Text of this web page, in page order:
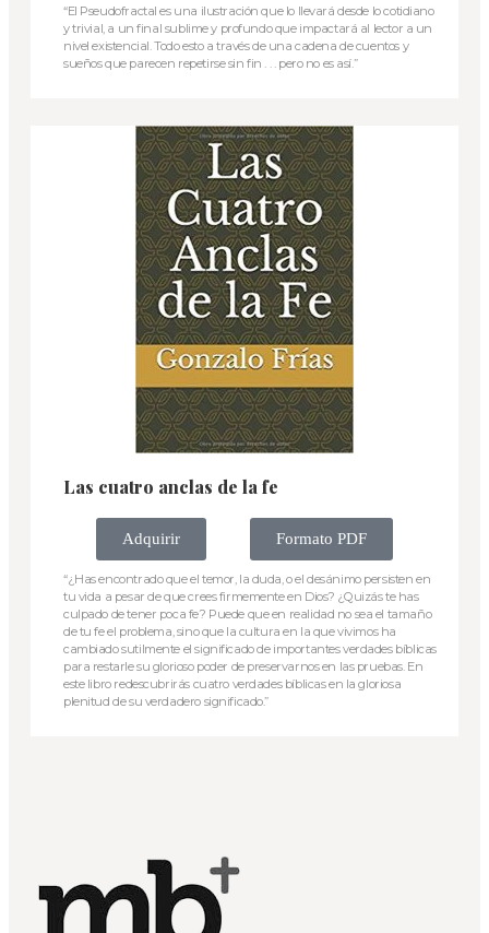
“El Pseudofractal es una ilustración que lo llevará desde lo cotidiano
y trivial, a un final sublime y profundo que impactará al lector a un
nivel existencial. Todo esto a través de una cadena de cuentos y
sueños que parecen repetirse sin fin . . . pero no es así.”
Las cuatro anclas de la fe
Adquirir Formato PDF
“¿Has encontrado que el temor, la duda, o el desánimo persisten en
tu vida a pesar de que crees firmemente en Dios? ¿Quizás te has
culpado de tener poca fe? Puede que en realidad no sea el tamaño
de tu fe el problema, sino que la cultura en la que vivimos ha
cambiado sutilmente el significado de importantes verdades bíblicas
para restarle su glorioso poder de preservarnos en las pruebas. En
este libro redescubrirás cuatro verdades bíblicas en la gloriosa
plenitud de su verdadero significado.”